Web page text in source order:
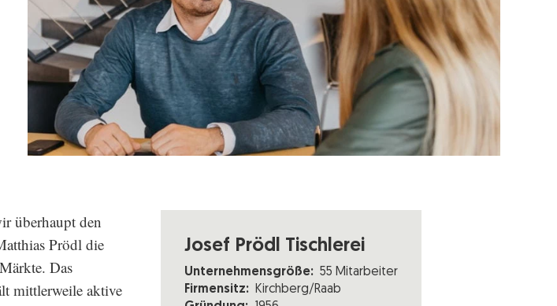
Josef Prödl Tischlerei
Unternehmensgröße: 55 Mitarbeiter
Firmensitz: Kirchberg/Raab
überhaupt den
Prödl die
Das
mittlerweile aktive